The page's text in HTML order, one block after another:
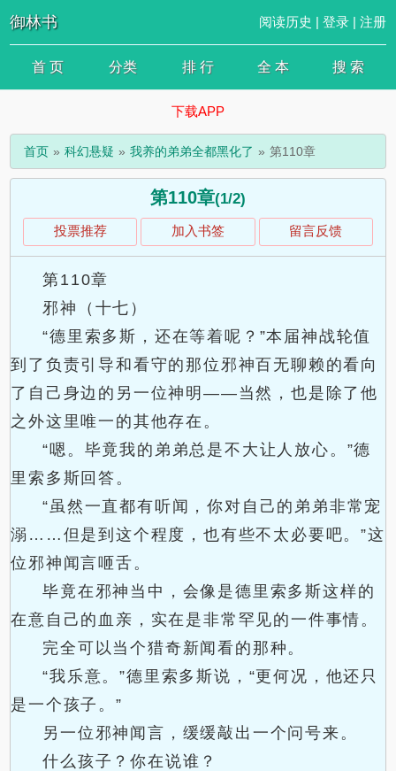
御林书 阅读历史 | 登录| 注册
首 页 分类 排 行 全 本 搜 索
下载APP
首页 科幻悬疑 我养的弟弟全都黑化了 第110章
第110章(1/2)
投票推荐 加入书签 留言反馈
第110章
邪神（十七）
“德里索多斯，还在等着呢？”本届神战轮值
到了负责引导和看守的那位邪神百无聊赖的看向
了自己身边的另一位神明——当然，也是除了他
之外这里唯一的其他存在。
“嗯。毕竟我的弟弟总是不大让人放心。”德
里索多斯回答。
“虽然一直都有听闻，你对自己的弟弟非常宠
溺……但是到这个程度，也有些不太必要吧。”这
位邪神闻言咂舌。
毕竟在邪神当中，会像是德里索多斯这样的
在意自己的血亲，实在是非常罕见的一件事情。
完全可以当个猎奇新闻看的那种。
“我乐意。”德里索多斯说，“更何况，他还只
是一个孩子。”
另一位邪神闻言，缓缓敲出一个问号来。
什么孩子？你在说谁？